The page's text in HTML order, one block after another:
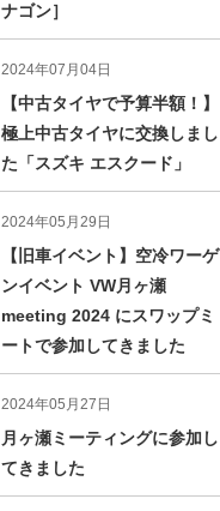
ナゴン］
2024年07月04日
【中古タイヤで予算半額！】
極上中古タイヤに交換しまし
た「スズキ エスクード」
2024年05月29日
【旧車イベント】空冷ワーゲ
ンイベント VW月ヶ瀬
meeting 2024 にスワップミ
ートで参加してきました
2024年05月27日
月ヶ瀬ミーティングに参加し
てきました